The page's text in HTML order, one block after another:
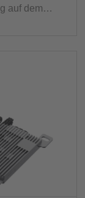
auf dem…